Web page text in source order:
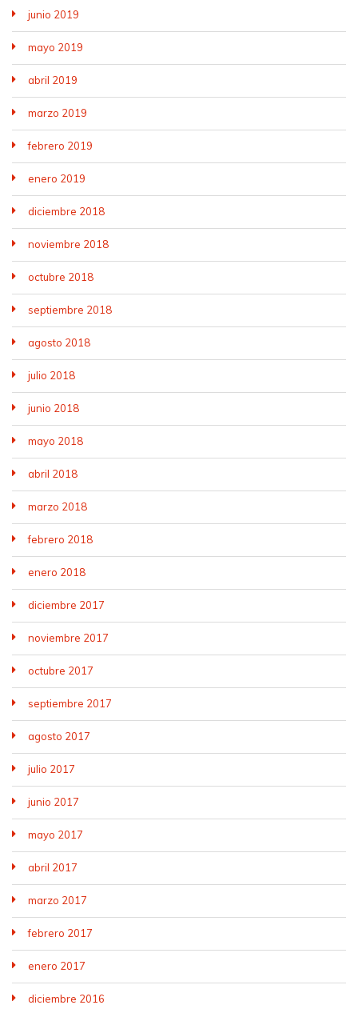
junio 2019
mayo 2019
abril 2019
marzo 2019
febrero 2019
enero 2019
diciembre 2018
noviembre 2018
octubre 2018
septiembre 2018
agosto 2018
julio 2018
junio 2018
mayo 2018
abril 2018
marzo 2018
febrero 2018
enero 2018
diciembre 2017
noviembre 2017
octubre 2017
septiembre 2017
agosto 2017
julio 2017
junio 2017
mayo 2017
abril 2017
marzo 2017
febrero 2017
enero 2017
diciembre 2016